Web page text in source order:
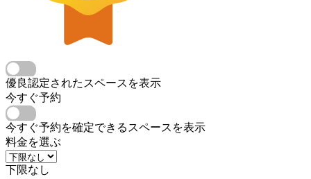
優良認定されたスペースを表示
今すぐ予約
今すぐ予約を確定できるスペースを表示
料金を選ぶ
下限なし